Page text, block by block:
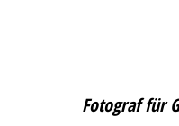
Fotograf für